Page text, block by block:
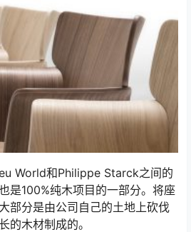
World和Philippe Starck之间的
是100%纯木项目的一部分。将座
部分是由公司自己的土地上砍伐
的木材制成的。